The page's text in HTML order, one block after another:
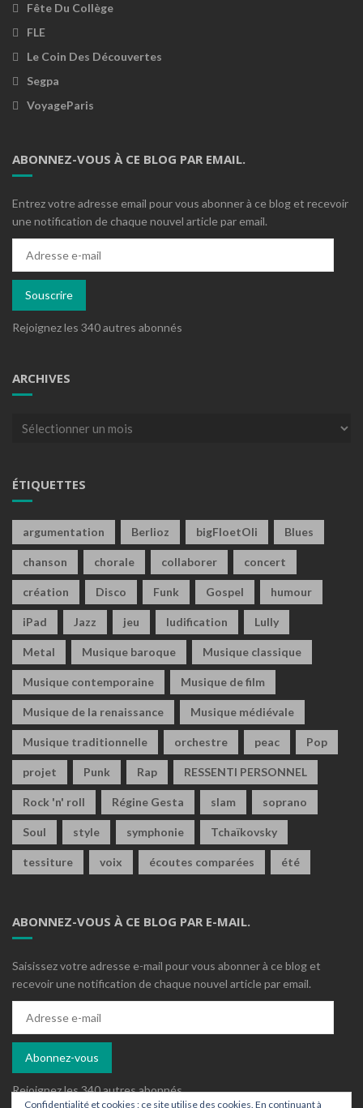
Fête Du Collège
FLE
Le Coin Des Découvertes
Segpa
VoyageParis
ABONNEZ-VOUS À CE BLOG PAR EMAIL.
Entrez votre adresse email pour vous abonner à ce blog et recevoir
une notification de chaque nouvel article par email.
mail
Souscrire
Rejoignez les 340 autres abonnés
ARCHIVES
Archives
ÉTIQUETTES
argumentation Berlioz bigFloetOli Blues
chanson chorale collaborer concert
création Disco Funk Gospel humour
iPad Jazz jeu ludification Lully
Metal Musique baroque Musique classique
Musique contemporaine Musique de film
Musique de la renaissance Musique médiévale
Musique traditionnelle orchestre peac Pop
projet Punk Rap RESSENTI PERSONNEL
Rock 'n' roll Régine Gesta slam soprano
Soul style symphonie Tchaïkovsky
tessiture voix écoutes comparées été
ABONNEZ-VOUS À CE BLOG PAR E-MAIL.
Saisissez votre adresse e-mail pour vous abonner à ce blog et
recevoir une notification de chaque nouvel article par email.
mail
Abonnez-vous
Rejoignez les 340 autres abonnés
Confidentialité et cookies : ce site utilise des cookies. En continuant à